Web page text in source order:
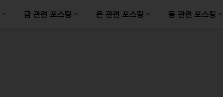
금 관련 포스팅 은 관련 포스팅 동 관련 포스팅